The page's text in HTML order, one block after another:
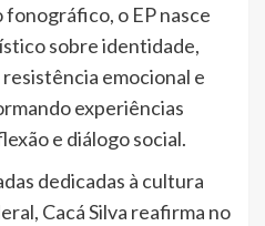
o EP nasce
sobre identidade,
emocional e
experiências
e diálogo social.
dedicadas à cultura
Cacá Silva reafirma no